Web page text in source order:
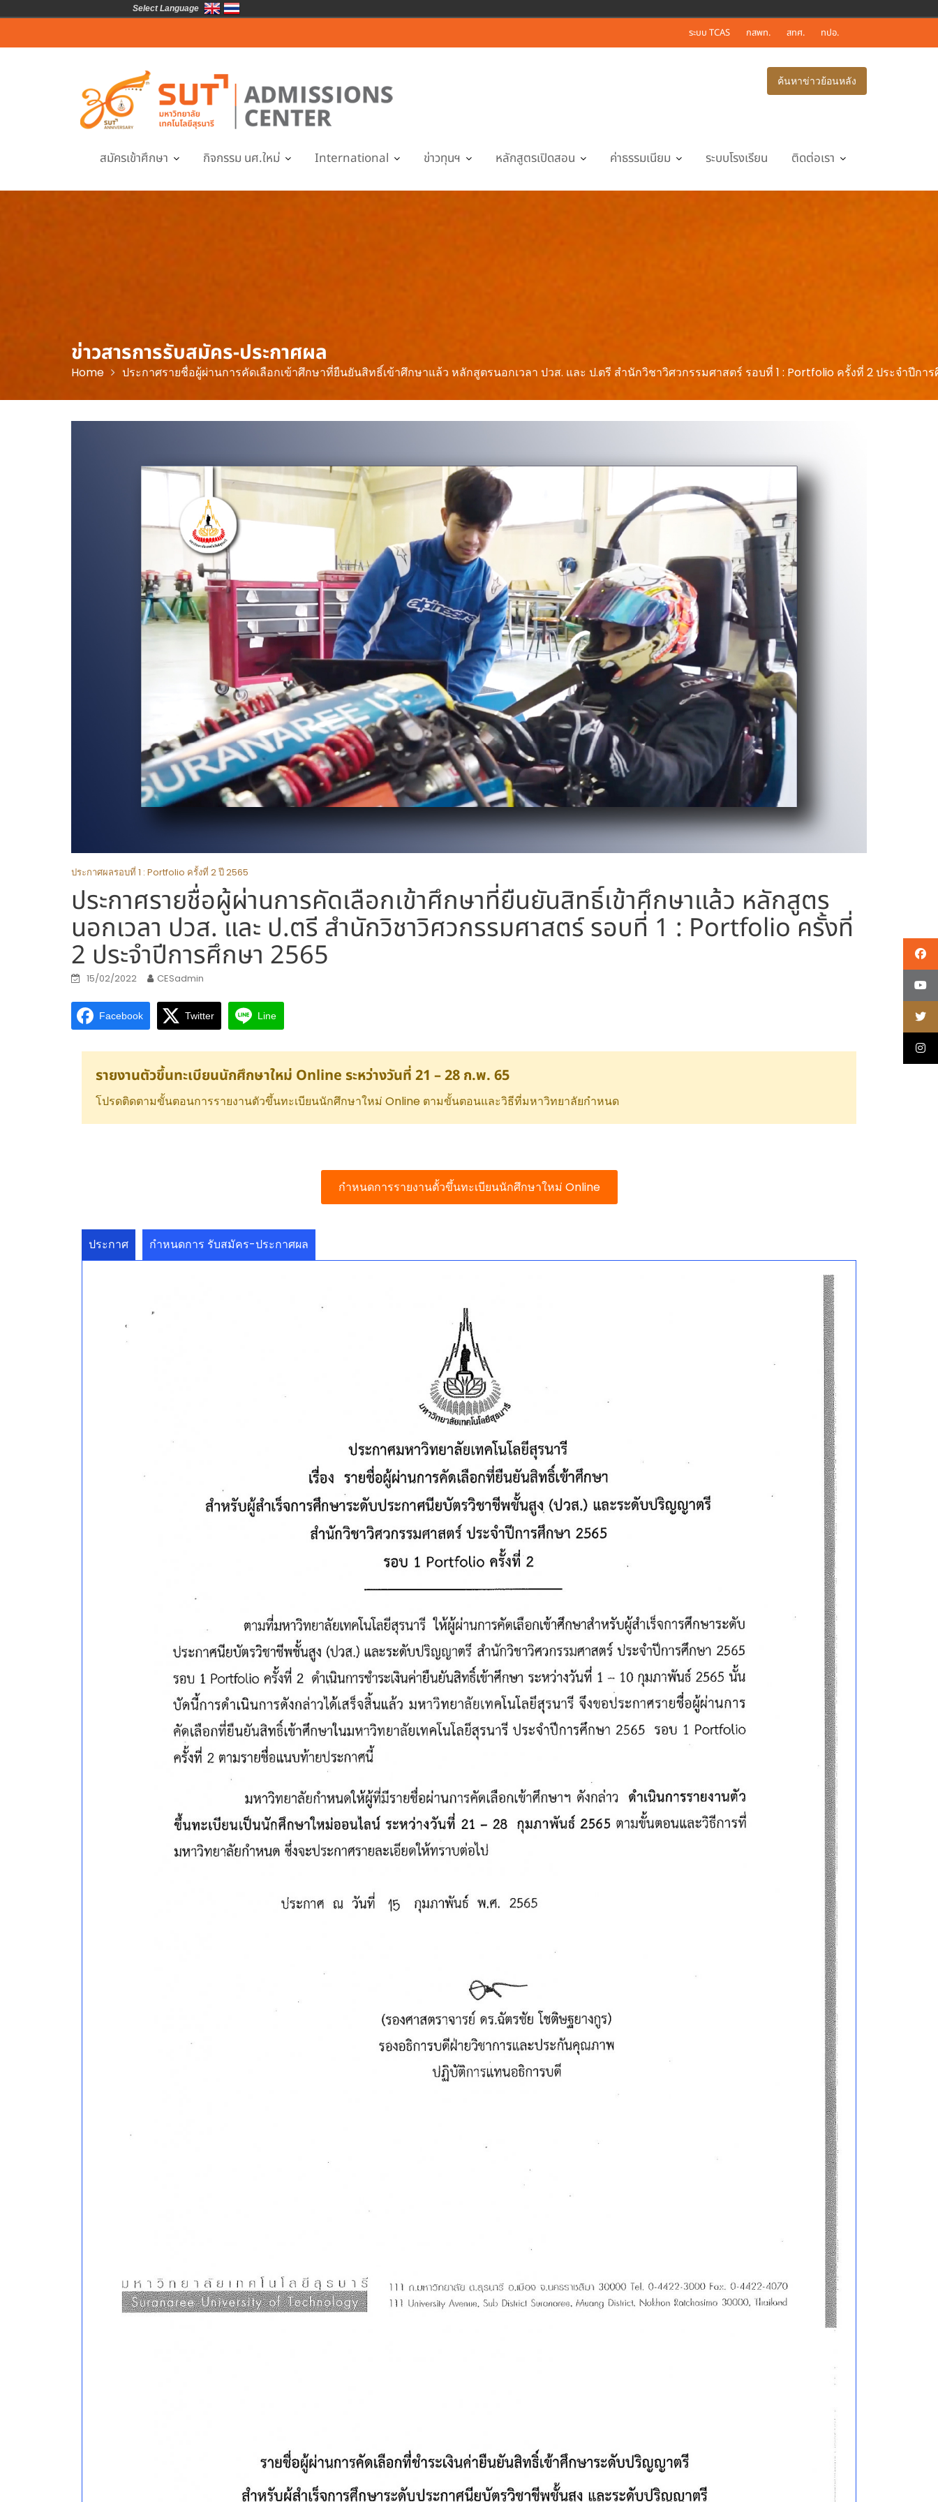
ระบบ TCAS กสพท. สทศ. ทปอ.
ค้นหาข่าวย้อนหลัง
สมัครเข้าศึกษา กิจกรรม นศ.ใหม่ International ข่าวทุนฯ หลักสูตรเปิดสอน ค่าธรรมเนียม ระบบโรงเรียน ติดต่อเรา
ข่าวสารการรับสมัคร-ประกาศผล
Home ประกาศรายชื่อผู้ผ่านการคัดเลือกเข้าศึกษาที่ยืนยันสิทธิ์เข้าศึกษาแล้ว หลักสูตรนอกเวลา ปวส. และ ป.ตรี สำนักวิชาวิศวกรรมศาสตร์ รอบที่ 1 : Portfolio ครั้งที่ 2 ประจำปีกา
ประกาศผลรอบที่ 1 : Portfolio ครั้งที่ 2 ปี 2565
ประกาศรายชื่อผู้ผ่านการคัดเลือกเข้าศึกษาที่ยืนยันสิทธิ์เข้าศึกษาแล้ว หลักสูตร
นอกเวลา ปวส. และ ป.ตรี สำนักวิชาวิศวกรรมศาสตร์ รอบที่ 1 : Portfolio ครั้งที่
2 ประจำปีการศึกษา 2565
15/02/2022 CESadmin
Facebook Twitter Line
รายงานตัวขึ้นทะเบียนนักศึกษาใหม่ Online ระหว่างวันที่ 21 – 28 ก.พ. 65
โปรดติดตามขั้นตอนการรายงานตัวขึ้นทะเบียนนักศึกษาใหม่ Online ตามขั้นตอนและวิธีที่มหาวิทยาลัยกำหนด
กำหนดการรายงานตั้วขึ้นทะเบียนนักศึกษาใหม่ Online
ประกาศ กำหนดการ รับสมัคร-ประกาศผล
Select Language